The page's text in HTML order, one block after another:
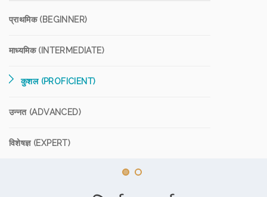
प्राथमिक (BEGINNER)
माध्यमिक (INTERMEDIATE)
कुशल (PROFICIENT)
उन्नत (ADVANCED)
विशेषज्ञ (EXPERT)